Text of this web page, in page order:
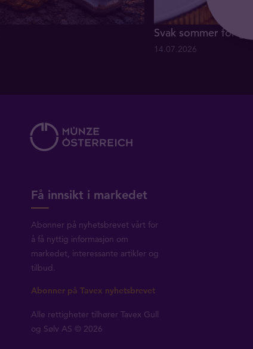
Svak sommer for
14.07.2026
Få innsikt i markedet
Abonner på nyhetsbrevet vårt for
å få nyttig informasjon om
markedet, interessante artikler og
tilbud.
Abonner på Tavex nyhetsbrevet
Alle rettigheter tilhører Tavex Gull
og Sølv AS © 2026